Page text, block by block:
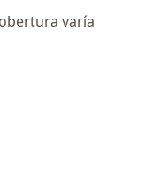
varía